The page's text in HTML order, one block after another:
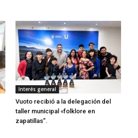
Interés general
Vuoto recibió a la delegación del
taller municipal «folklore en
zapatillas”.